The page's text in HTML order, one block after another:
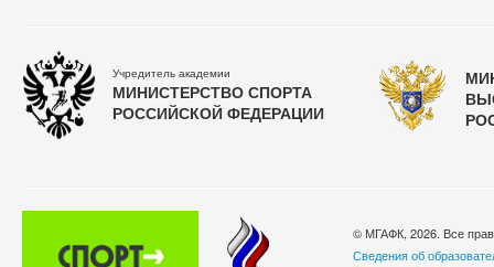
Учредитель академии
МИНИСТЕРСТВО СПОРТА
РОССИЙСКОЙ ФЕДЕРАЦИИ
© МГАФК, 2026. Все
Сведения об